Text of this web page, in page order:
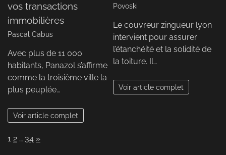
vos transactions
immobilières
Pascal Cabus
Avec plus de 11 000
habitants, Panazol s’affirme
comme la troisième ville la
plus peuplée…
Voir article complet
Povoski
Le couvreur zingueur lyon
intervient pour assurer
l’étanchéité et la solidité de
la toiture. Il…
Voir article complet
Page:
1 2 … 34 Next
»